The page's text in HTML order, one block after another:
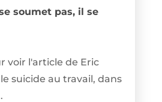
soumet pas, il se
voir l'article de Eric
suicide au travail, dans